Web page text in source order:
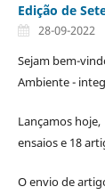
Edição de
28-09-2022
Sejam bem-
Ambiente -
Lançamos
ensaios e 18
O envio de